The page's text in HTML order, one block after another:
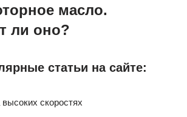
масло.
ли оно?
статьи на сайте:
скоростях